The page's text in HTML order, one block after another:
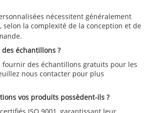
nécessitent généralement
selon la complexité de la conception et de
échantillons ?
fournir des échantillons gratuits pour les
nous contacter pour plus
vos produits possèdent-ils ?
ISO 9001, garantissant leur